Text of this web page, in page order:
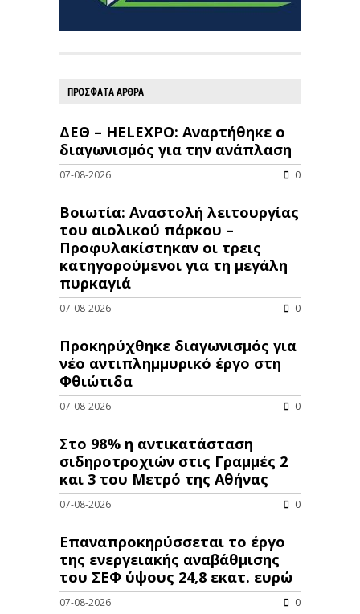
ΠΡΟΣΦΑΤΑ ΑΡΘΡΑ
ΔΕΘ – HELEXPO: Αναρτήθηκε ο
διαγωνισμός για την ανάπλαση
07-08-2026 0
Βοιωτία: Αναστολή λειτουργίας
του αιολικού πάρκου –
Προφυλακίστηκαν οι τρεις
κατηγορούμενοι για τη μεγάλη
πυρκαγιά
07-08-2026 0
Προκηρύχθηκε διαγωνισμός για
νέo αντιπλημμυρικό έργο στη
Φθιώτιδα
07-08-2026 0
Στο 98% η αντικατάσταση
σιδηροτροχιών στις Γραμμές 2
και 3 του Μετρό της Αθήνας
07-08-2026 0
Επαναπροκηρύσσεται το έργο
της ενεργειακής αναβάθμισης
του ΣΕΦ ύψους 24,8 εκατ. ευρώ
07-08-2026 0